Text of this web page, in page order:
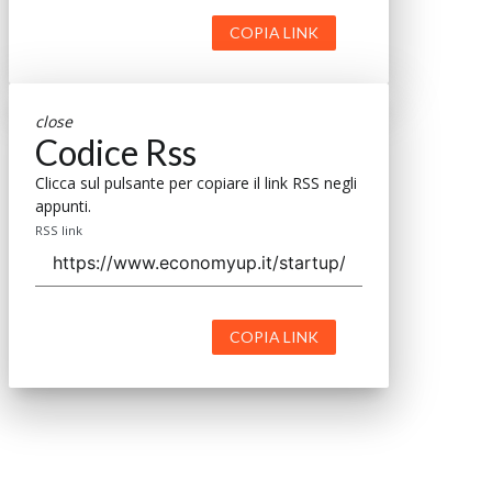
COPIA LINK
close
Codice Rss
Clicca sul pulsante per copiare il link RSS negli
appunti.
RSS link
COPIA LINK